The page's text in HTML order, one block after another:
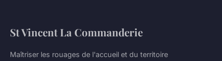
St Vincent La Commanderie
Maîtriser les rouages de l'accueil et du territoire